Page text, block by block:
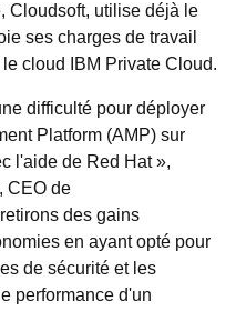
Cloudsoft, utilise déjà le
ses charges de travail
cloud IBM Private Cloud.
difficulté pour déployer
Platform (AMP) sur
l'aide de Red Hat »,
CEO de
des gains
en ayant opté pour
de sécurité et les
performance d'un